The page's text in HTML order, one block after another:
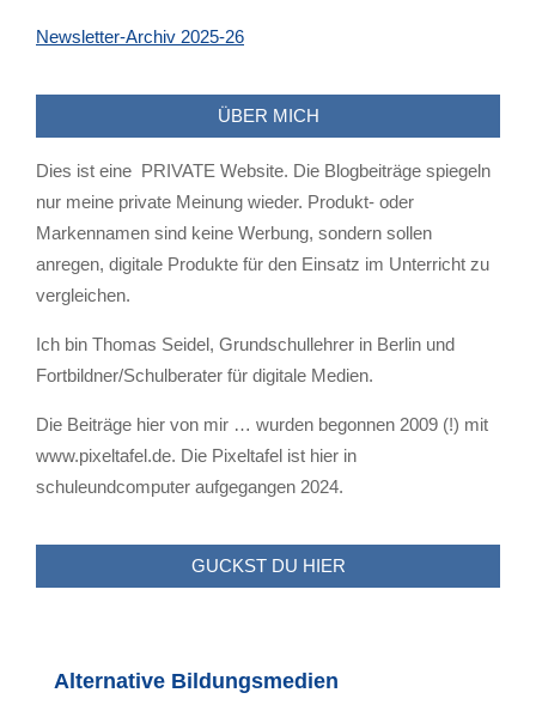
Newsletter-Archiv 2025-26
ÜBER MICH
Dies ist eine PRIVATE Website. Die Blogbeiträge spiegeln
nur meine private Meinung wieder. Produkt- oder
Markennamen sind keine Werbung, sondern sollen
anregen, digitale Produkte für den Einsatz im Unterricht zu
vergleichen.
Ich bin Thomas Seidel, Grundschullehrer in Berlin und
Fortbildner/Schulberater für digitale Medien.
Die Beiträge hier von mir … wurden begonnen 2009 (!) mit
www.pixeltafel.de. Die Pixeltafel ist hier in
schuleundcomputer aufgegangen 2024.
GUCKST DU HIER
Alternative Bildungsmedien